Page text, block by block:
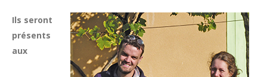
Ils seront
présents
aux